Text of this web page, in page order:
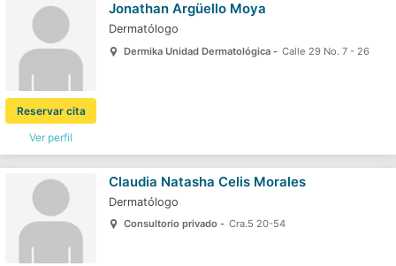
Ver perfil
Reservar cita
Jonathan Argüello Moya
Dermatólogo
Dermika Unidad Dermatológica - Calle 29 No. 7 - 26
Claudia Natasha Celis Morales
Dermatólogo
Consultorio privado - Cra.5 20-54